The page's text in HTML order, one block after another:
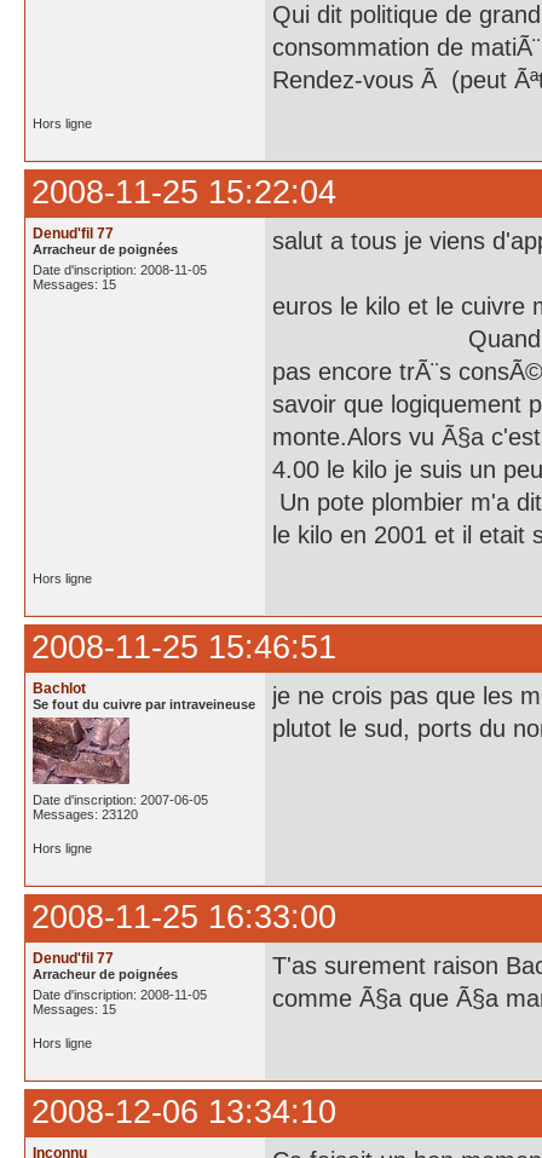
Qui dit politique de
consommation de
Rendez-vous Ã (peut
Hors ligne
2008-11-25 15:22:04
Denud'fil 77
Arracheur de poignées
Date d'inscription: 2008-11-05
Messages: 15
salut a tous je viens
euros le kilo et
Quand j'entend
pas encore trÃ¨s
savoir que logiquement
monte.Alors vu Ã§a
4.00 le kilo
Un pote plombier m'a
le kilo en 2001 et il etait
Hors ligne
2008-11-25 15:46:51
Bachlot
Se fout du cuivre par intraveineuse
Date d'inscription: 2007-06-05
Messages: 23120
je ne crois pas que les
plutot le sud, ports du
Hors ligne
2008-11-25 16:33:00
Denud'fil 77
Arracheur de poignées
Date d'inscription: 2008-11-05
Messages: 15
T'as surement raison
comme Ã§a que Ã§a
Hors ligne
2008-12-06 13:34:10
Inconnu